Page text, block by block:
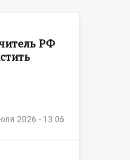
РФ
2026 - 13:06